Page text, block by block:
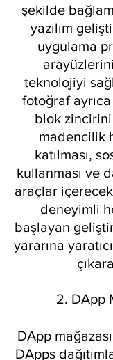
şekilde
yazılım
uygulama
teknolojiyi
fotoğraf
blok zincirini
madencilik
katılması,
kullanması ve
araçlar
deneyimli
başlayan
yararına
2. DApp
DApp
DApps